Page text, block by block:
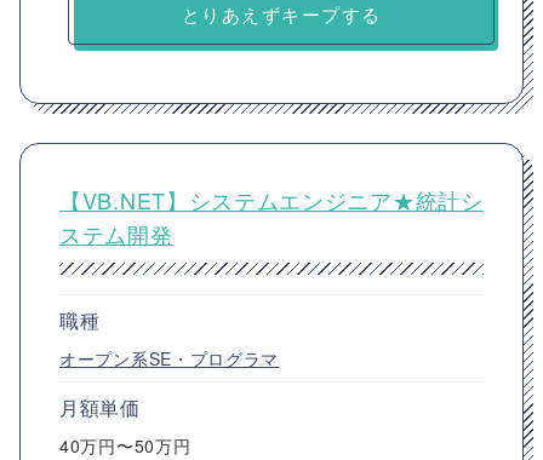
とりあえずキープする
【VB.NET】システムエンジニア★統計シ
ステム開発
職種
オープン系SE・プログラマ
月額単価
40万円〜50万円